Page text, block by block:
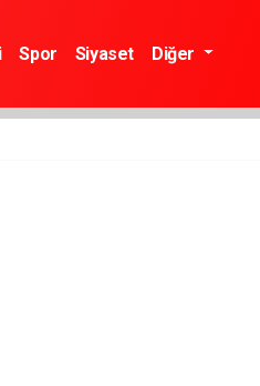
Spor Siyaset Diğer